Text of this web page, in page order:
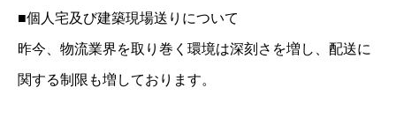
■個人宅及び建築現場送りについて
昨今、物流業界を取り巻く環境は深刻さを増し、配送に
関する制限も増しております。